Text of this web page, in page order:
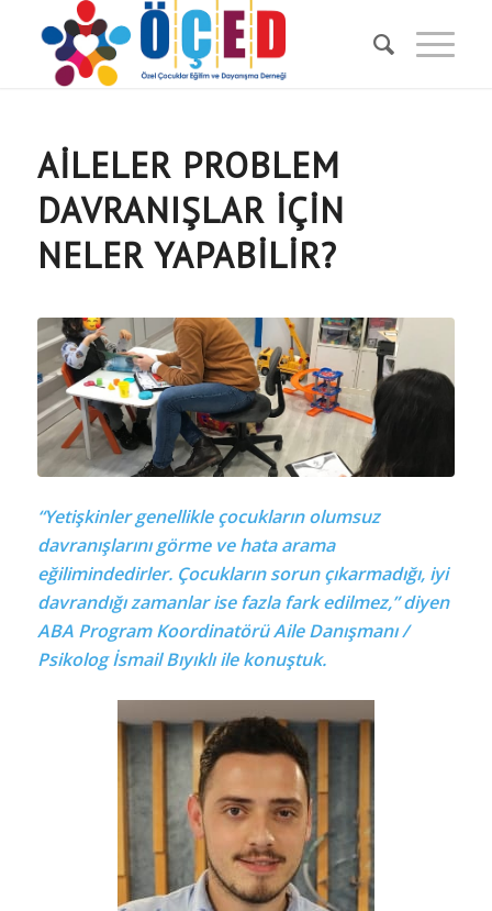
AİLELER PROBLEM
DAVRANIŞLAR İÇİN
NELER YAPABİLİR?
“Yetişkinler genellikle çocukların olumsuz
davranışlarını görme ve hata arama
eğilimindedirler. Çocukların sorun çıkarmadığı, iyi
davrandığı zamanlar ise fazla fark edilmez,” diyen
ABA Program Koordinatörü Aile Danışmanı /
Psikolog İsmail Bıyıklı ile konuştuk.